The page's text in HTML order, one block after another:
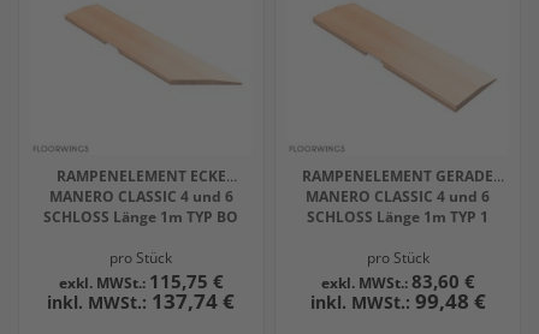
RAMPENELEMENT ECKE
MANERO CLASSIC 4 und 6
SCHLOSS Länge 1m TYP BO
pro Stück
137,74 €
115,75 €
RAMPENELEMENT GERADE
MANERO CLASSIC 4 und 6
SCHLOSS Länge 1m TYP 1
pro Stück
99,48 €
83,60 €